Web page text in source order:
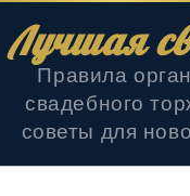
Лучшая
Правила
свадебного
советы для